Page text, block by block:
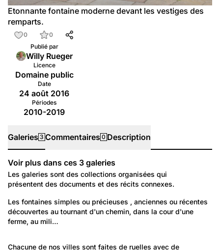
Etonnante fontaine moderne devant les vestiges des
remparts.
0
0
Publié par
Willy Rueger
Licence
Domaine public
Date
24 août 2016
Périodes
2010-2019
Galeries 3 Commentaires 0 Description
Galeries
Voir plus dans ces 3 galeries
Les galeries sont des collections organisées qui
présentent des documents et des récits connexes.
Temps libre et culture: Vie quotidienne
Les fontaines et lavoirs de Suisse
Les fontaines simples ou précieuses , anciennes ou récentes
découvertes au tournant d'un chemin, dans la cour d'une
ferme, au mili…
Environnement: Urbanisme et logement
Chacune de nos villes sont faites de ruelles avec de